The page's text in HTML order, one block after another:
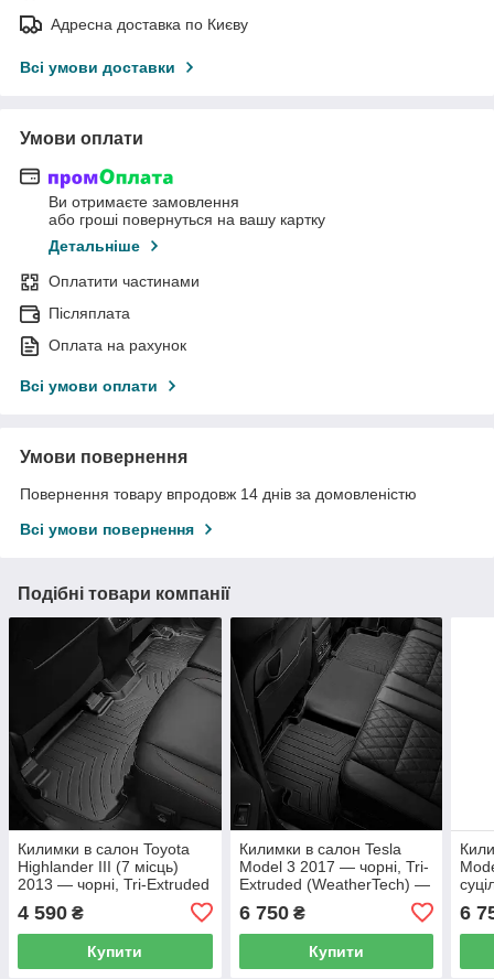
Адресна доставка по Києву
Всі умови доставки
Умови оплати
Ви отримаєте замовлення
або гроші повернуться на вашу картку
Детальніше
Оплатити частинами
Післяплата
Оплата на рахунок
Всі умови оплати
Умови повернення
Повернення товару впродовж 14 днів за домовленістю
Всі умови повернення
Подібні товари компанії
Килимки в салон Toyota
Highlander III (7 місць)
2013 — чорні, Tri-Extruded
(WeatherTech) — другий
ряд
4 590 ₴
Купити
Килимки в салон Tesla
Model 3 2017 — чорні, Tri-
Extruded (WeatherTech) —
6 750₴
Купити
6